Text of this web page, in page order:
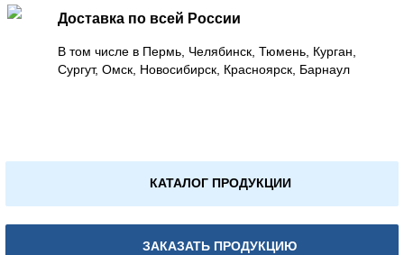
Доставка по всей России
В том числе в Пермь, Челябинск, Тюмень, Курган,
Сургут, Омск, Новосибирск, Красноярск, Барнаул
КАТАЛОГ ПРОДУКЦИИ
ЗАКАЗАТЬ ПРОДУКЦИЮ